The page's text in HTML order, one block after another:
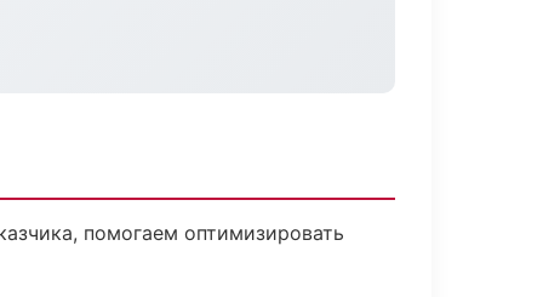
помогаем оптимизировать